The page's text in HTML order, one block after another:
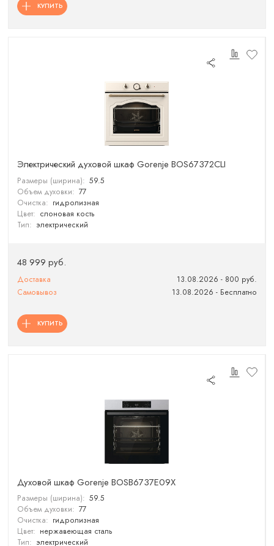
КУПИТЬ
Электрический духовой шкаф Gorenje BOS67372CLI
Размеры (ширина): 59.5
Объем духовки: 77
Очистка: гидролизная
Цвет: слоновая кость
Тип: электрический
48 999 руб.
Доставка
13.08.2026 - 800 руб.
Самовывоз
13.08.2026 - Бесплатно
КУПИТЬ
Духовой шкаф Gorenje BOSB6737E09X
Размеры (ширина): 59.5
Объем духовки: 77
Очистка: гидролизная
Цвет: нержавеющая сталь
Тип: электрический